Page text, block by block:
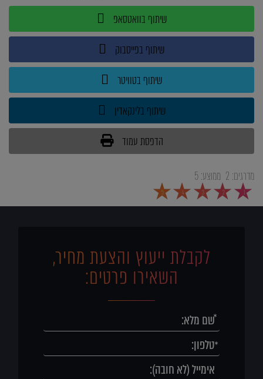
שיתוף בוואטסאפ
שיתוף בפייסבוק
שיתוף בטוויטר
שיתוף בלינקאדין
הדפסת עמוד
מדרגים: 2 ממוצע:5
1
2
3
4
5
לקבלת ייעוץ והצעת מחיר,
השאירו פרטים: